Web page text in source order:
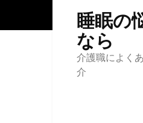
睡眠の
なら
介護職によく
介